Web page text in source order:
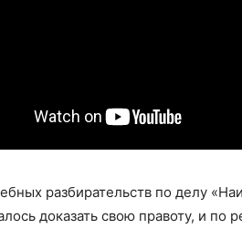
разбирательств по делу
доказать свою правоту, и